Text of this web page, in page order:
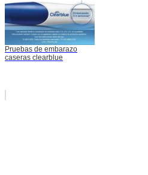
Pruebas de embarazo
caseras clearblue